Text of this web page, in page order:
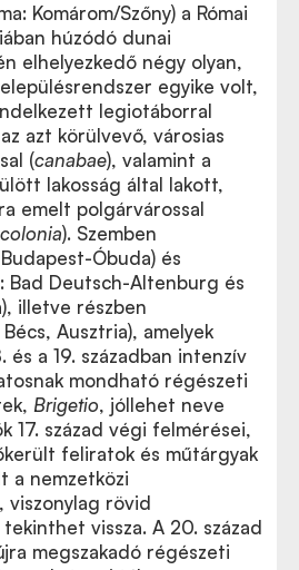
Komárom/Szőny) a Római
húzódó dunai
elhelyezkedő négy olyan,
egyike volt,
legiotáborral
azt körülvevő, városias
(canabae), valamint a
lakosság által lakott,
emelt polgárvárossal
colonia). Szemben
Óbuda) és
Bad Deutsch-Altenburg és
illetve részben
Bécs, Ausztria), amelyek
és a 19. században intenzív
mondható régészeti
Brigetio, jóllehet neve
17. század végi felmérései,
feliratok és műtárgyak
a nemzetközi
viszonylag rövid
vissza. A 20. század
megszakadó régészeti